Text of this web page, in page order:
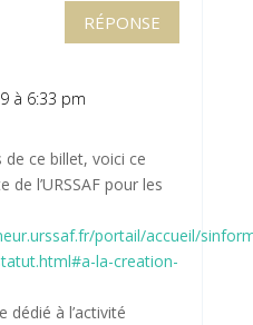
RÉPONSE
à 6:33 pm
ce billet, voici ce
de l’URSSAF pour les
portail/accueil/
la-creation-
dédié à l’activité